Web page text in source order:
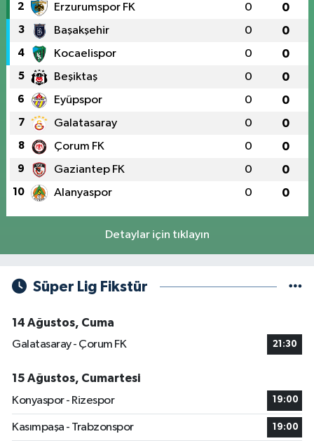
2 Erzurumspor FK 0 0
3 Başakşehir 0 0
4 Kocaelispor 0 0
5 Beşiktaş 0 0
6 Eyüpspor 0 0
7 Galatasaray 0 0
8 Çorum FK 0 0
9 Gaziantep FK 0 0
10 Alanyaspor 0 0
Detaylar için tıklayın
Süper Lig Fikstür
14 Ağustos, Cuma
Galatasaray - Çorum FK
21:30
15 Ağustos, Cumartesi
Konyaspor - Rizespor
19:00
Kasımpaşa - Trabzonspor 19:00